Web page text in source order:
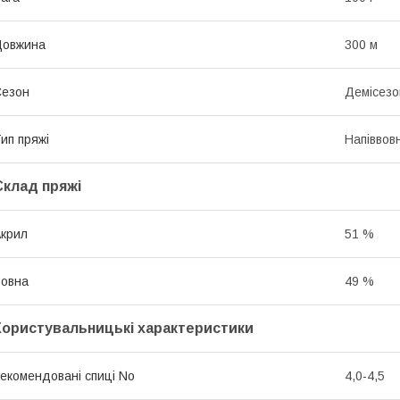
300 м
пряжі
пряжі
51 %
49 %
характеристики
спиці No 4,0-4,5